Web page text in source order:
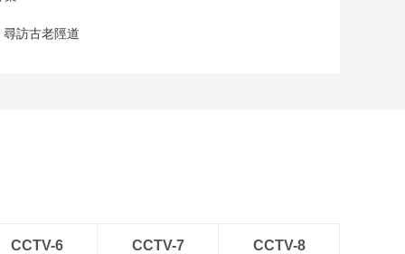
訪古老陘道
CCTV-6
CCTV-7
CCTV-8